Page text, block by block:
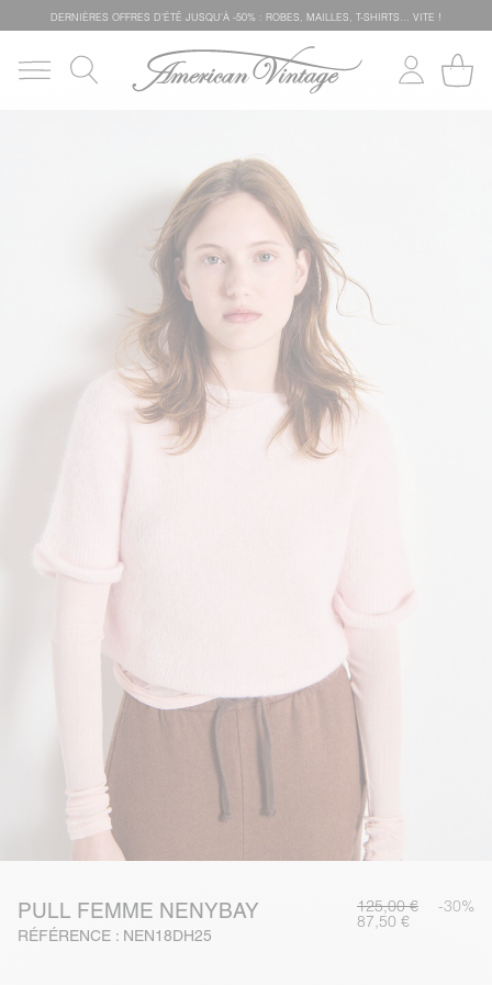
DERNIÈRES OFFRES D'ÉTÊ JUSQU'À -50% : ROBES, MAILLES, T-SHIRTS... VITE !
PULL FEMME NENYBAY
RÉFÉRENCE : NEN18DH25
125,00 € -30%
87,50 €